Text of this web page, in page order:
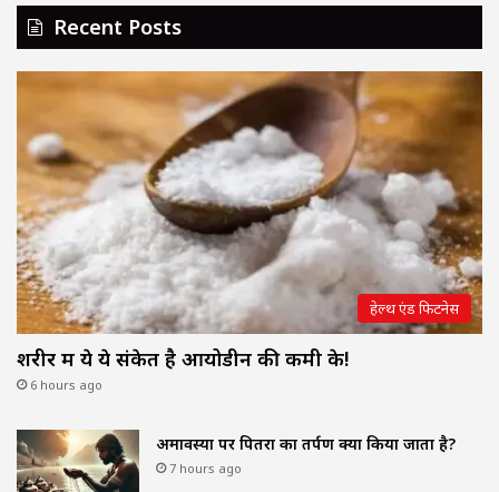
Recent Posts
हेल्थ एंड फिटनेस
शरीर में ये ये संकेत है आयोडीन की कमी के!
6 hours ago
अमावस्या पर पितरों का तर्पण क्यों किया जाता है?
7 hours ago